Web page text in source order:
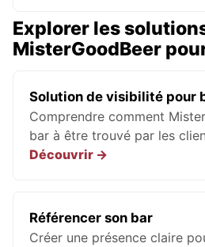
Explorer les
MisterGoodBeer
Solution de visibilité pour
Comprendre comment
bar à être trouvé par les
Référencer son bar
Créer une présence claire